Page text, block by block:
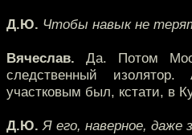
Д.Ю. Чтобы навык не
Вячеслав. Да. Потом
следственный
участковым был, кстати, в
Д.Ю. Я его, наверное, даже